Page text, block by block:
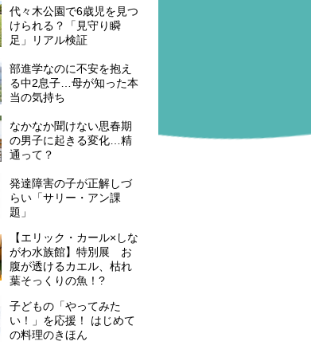
代々木公園で6歳児を見つ
けられる？「見守り瞬
足」リアル検証
部進学なのに不安を抱え
る中2息子…母が知った本
当の気持ち
なかなか聞けない思春期
の男子に起きる変化…精
通って？
発達障害の子が正解しづ
らい「サリー・アン課
題」
【エリック・カール×しな
がわ水族館】特別展 お
腹が透けるカエル、枯れ
葉そっくりの魚！?
子どもの「やってみた
い！」を応援！ はじめて
の料理のきほん